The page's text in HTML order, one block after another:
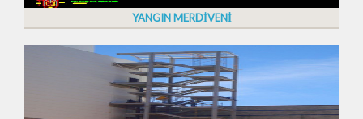
YANGIN MERDİVENİ